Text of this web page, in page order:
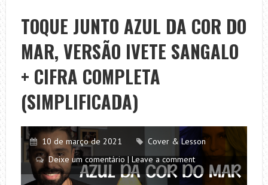
TOQUE JUNTO AZUL DA COR DO
MAR, VERSÃO IVETE SANGALO
+ CIFRA COMPLETA
(SIMPLIFICADA)
10 de março de 2021
Cover & Lesson
Deixe um comentário | Leave a comment